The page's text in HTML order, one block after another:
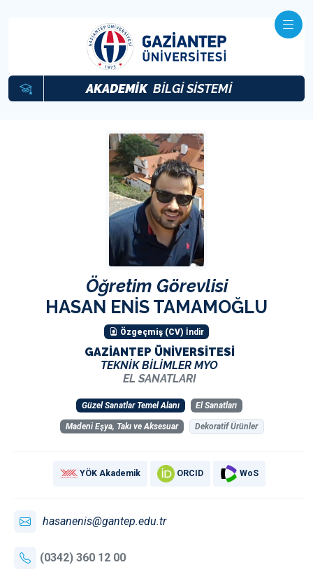
AKADEMİK BİLGİ SİSTEMİ
Öğretim Görevlisi
HASAN ENİS TAMAMOĞLU
Özgeçmiş (CV) İndir
GAZİANTEP ÜNİVERSİTESİ
TEKNİK BİLİMLER MYO
EL SANATLARI
Güzel Sanatlar Temel Alanı El Sanatları
Madeni Eşya, Takı ve Aksesuar Dekoratif Ürünler
YÖK Akademik ORCID WoS
hasanenis@gantep.edu.tr
(0342) 360 12 00